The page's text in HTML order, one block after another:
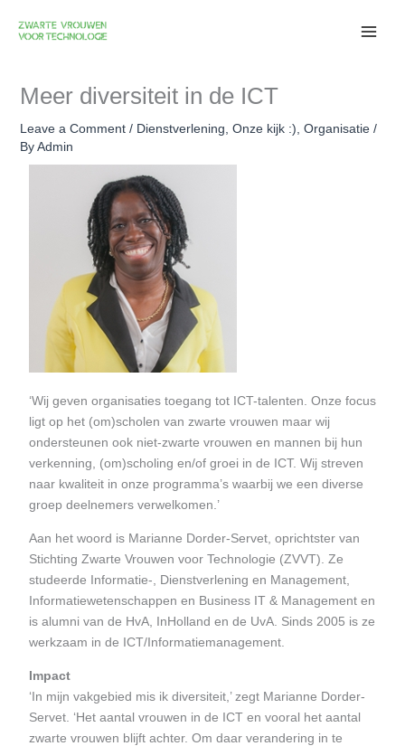
Meer diversiteit in de ICT
Leave a Comment / Dienstverlening Onze kijk :) Organisatie/
ByAdmin
‘Wij geven organisaties toegang tot ICT-talenten. Onze focus
ligt op het (om)scholen van zwarte vrouwen maar wij
ondersteunen ook niet-zwarte vrouwen en mannen bij hun
verkenning, (om)scholing en/of groei in de ICT. Wij streven
naar kwaliteit in onze programma’s waarbij we een diverse
groep deelnemers verwelkomen.’
Aan het woord is Marianne Dorder-Servet, oprichtster van
Stichting Zwarte Vrouwen voor Technologie (ZVVT). Ze
studeerde Informatie-, Dienstverlening en Management,
Informatiewetenschappen en Business IT & Management en
is alumni van de HvA, InHolland en de UvA. Sinds 2005 is ze
werkzaam in de ICT/Informatiemanagement.
Impact
‘In mijn vakgebied mis ik diversiteit,’ zegt Marianne Dorder-
Servet. ‘Het aantal vrouwen in de ICT en vooral het aantal
zwarte vrouwen blijft achter. Om daar verandering in te